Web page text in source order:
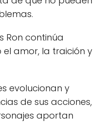
Ron continúa
amor, la traición y
evolucionan y
de sus acciones,
aportan